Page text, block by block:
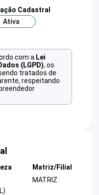
Cadastral
Ativa
com a Lei
(LGPD), os
tratados de
respeitando
Matriz/Filial
MATRIZ